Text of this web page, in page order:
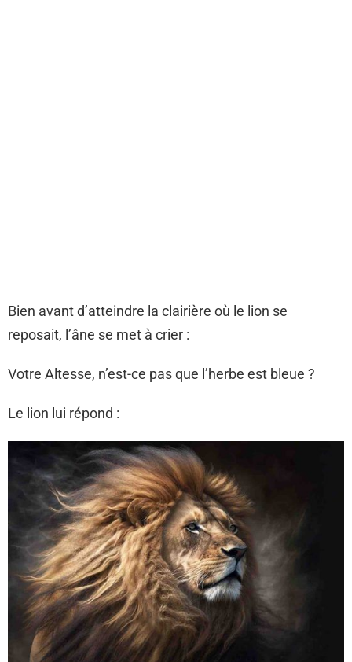
Bien avant d’atteindre la clairière où le lion se
reposait, l’âne se met à crier :
Votre Altesse, n’est-ce pas que l’herbe est bleue ?
Le lion lui répond :